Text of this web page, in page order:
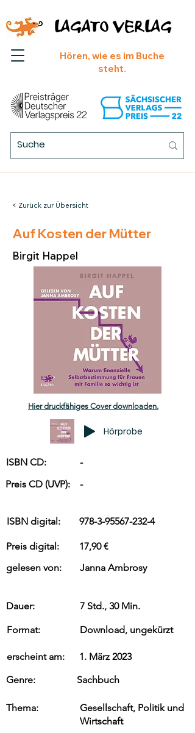
Hören, wie es im Buche
steht.
LAGATO VERLAG
< Zurück zur Übersicht
Auf Kosten der Mütter
Birgit Happel
Hier druckfähiges Cover downloaden.
Hörprobe
ISBN CD:
-
Preis CD (UVP):
-
ISBN digital:
Preis digital:
gelesen von:
978-3-95567-232-4
17,90 €
Janna Ambrosy
Dauer:
Format:
erscheint am:
Genre:
Thema:
7 Std., 30 Min.
Download, ungekürzt
1. März 2023
Sachbuch
Gesellschaft, Politik und
Wirtschaft